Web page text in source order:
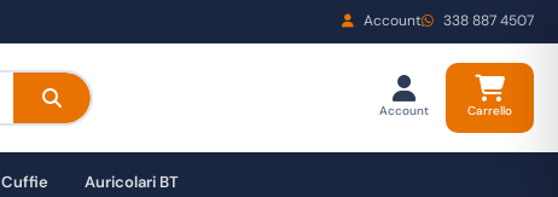
Account 338 887 4507
Account Carrello
Cuffie Auricolari BT